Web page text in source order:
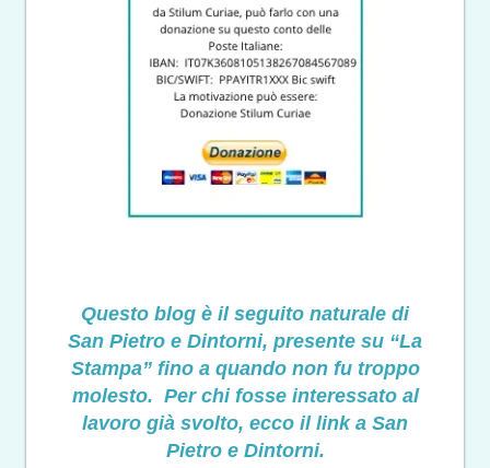
Questo blog è il seguito naturale di
San Pietro e Dintorni, presente su “La
Stampa” fino a quando non fu troppo
molesto. Per chi fosse interessato al
lavoro già svolto, ecco il link a San
Pietro e Dintorni.